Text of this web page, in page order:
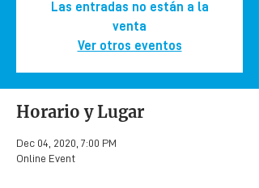
Las entradas no están a la
venta
Ver otros eventos
Horario y Lugar
Dec 04, 2020, 7:00 PM
Online Event